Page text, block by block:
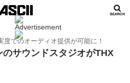
でのオーディオ提供が可能に！
サウンドスタジオがTHX